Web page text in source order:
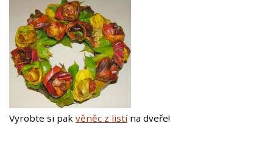
Vyrobte si pak věněc z listína dveře!